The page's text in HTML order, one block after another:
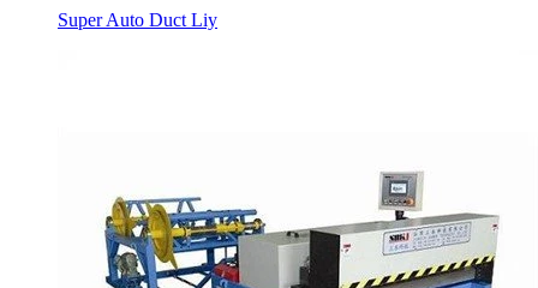
Super Auto Duct Liy